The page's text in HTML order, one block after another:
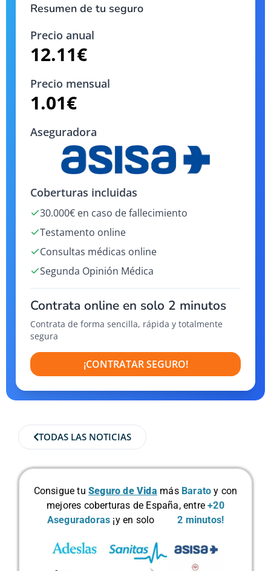
Resumen de tu seguro
Precio anual
12.11€
Precio mensual
1.01€
Aseguradora
Coberturas incluidas
30.000€ en caso de fallecimiento
Testamento online
Consultas médicas online
Segunda Opinión Médica
Contrata online en solo 2 minutos
Contrata de forma sencilla, rápida y totalmente
segura
¡CONTRATAR SEGURO!
TODAS LAS NOTICIAS
Consigue tu Seguro de Vida más Barato y con
mejores coberturas de España, entre+20
Aseguradoras ¡y en solo2 minutos!